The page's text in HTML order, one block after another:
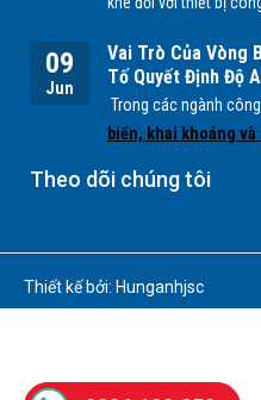
quá trình sản xuất
tiếp đến tuổi thọ của
bi.
09
Jun
Vai Trò Của Vòng
Tố Quyết Định Độ
Trong các ngành
biển, khai khoáng và
tải trọng lớn. Để các hệ
Theo dõi chúng tôi
Thiết kế bởi: Hunganhjsc